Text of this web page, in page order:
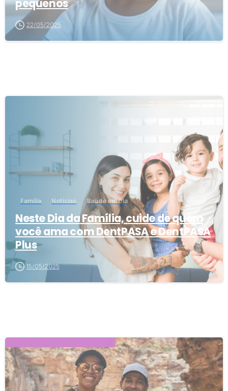
pequenos
22/05/2025
Família Notícias Saúde em Dia
Neste Dia da Família, cuide de quem
você ama com DentPASA e DentPASA
Plus
15/05/2025